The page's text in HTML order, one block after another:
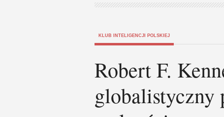
KLUB INTELIGENCJI POLSKIEJ
Robert F.
globalistyczny